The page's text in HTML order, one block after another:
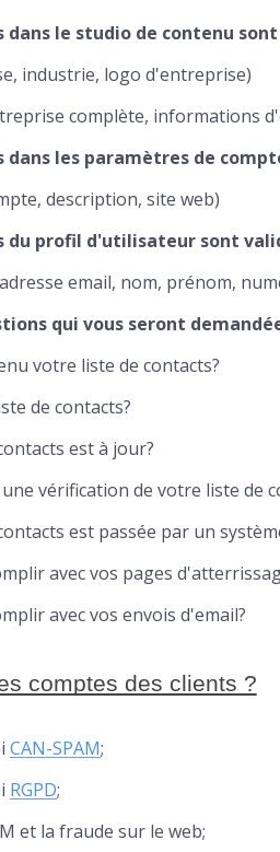
le studio de contenu
industrie, logo d'entreprise)
complète, informations
les paramètres de
description, site web)
du profil d'utilisateur sont
adresse email, nom, prénom,
qui vous seront
votre liste de contacts?
de contacts?
est à jour?
vérification de votre liste de
est passée par un
avec vos pages
avec vos envois d'email?
comptes des clients ?
CAN-SPAM;
RGPD;
et la fraude sur le web;